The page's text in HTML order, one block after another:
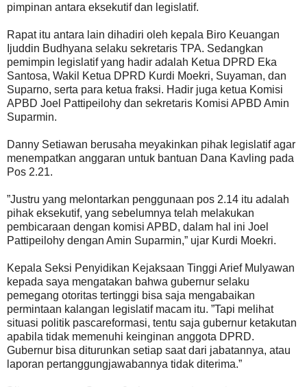
pimpinan antara eksekutif dan legislatif.
Rapat itu antara lain dihadiri oleh kepala Biro Keuangan
Ijuddin Budhyana selaku sekretaris TPA. Sedangkan
pemimpin legislatif yang hadir adalah Ketua DPRD Eka
Santosa, Wakil Ketua DPRD Kurdi Moekri, Suyaman, dan
Suparno, serta para ketua fraksi. Hadir juga ketua Komisi
APBD Joel Pattipeilohy dan sekretaris Komisi APBD Amin
Suparmin.
Danny Setiawan berusaha meyakinkan pihak legislatif agar
menempatkan anggaran untuk bantuan Dana Kavling pada
Pos 2.21.
”Justru yang melontarkan penggunaan pos 2.14 itu adalah
pihak eksekutif, yang sebelumnya telah melakukan
pembicaraan dengan komisi APBD, dalam hal ini Joel
Pattipeilohy dengan Amin Suparmin,” ujar Kurdi Moekri.
Kepala Seksi Penyidikan Kejaksaan Tinggi Arief Mulyawan
kepada saya mengatakan bahwa gubernur selaku
pemegang otoritas tertinggi bisa saja mengabaikan
permintaan kalangan legislatif macam itu. ”Tapi melihat
situasi politik pascareformasi, tentu saja gubernur ketakutan
apabila tidak memenuhi keinginan anggota DPRD.
Gubernur bisa diturunkan setiap saat dari jabatannya, atau
laporan pertanggungjawabannya tidak diterima.”